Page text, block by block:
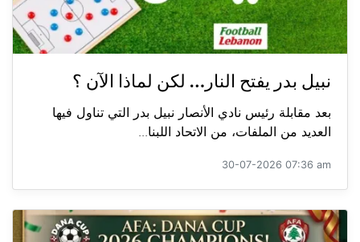
نبيل بدر يفتح النار… لكن لماذا الآن ؟
بعد مقابلة رئيس نادي الأنصار نبيل بدر التي تناول فيها
العديد من الملفات، من الاتحاد اللبنا...
30-07-2026 07:36 am